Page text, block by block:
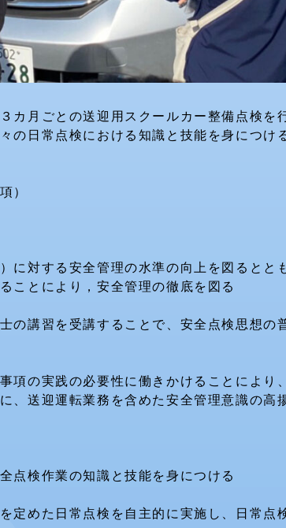
カ月ごとの送迎用スクールカー整備点検
の日常点検における知識と技能を身につけ
）
に対する安全管理の水準の向上を図るとと
ことにより，安全管理の徹底を図る
の講習を受講することで、安全点検思想の
の実践の必要性に働きかけることにより
、送迎運転業務を含めた安全管理意識の高
点検作業の知識と技能を身につける
定めた日常点検を自主的に実施し、日常点